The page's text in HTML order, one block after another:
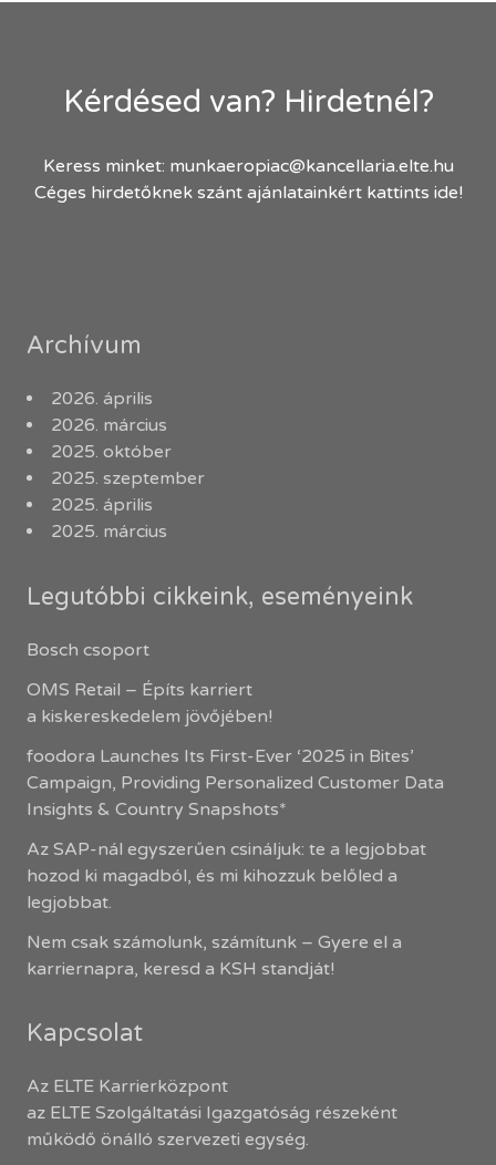
Kérdésed van? Hirdetnél?
Keress minket: munkaeropiac@kancellaria.elte.hu
Céges hirdetőknek szánt ajánlatainkért kattints ide!
Archívum
2026. április
2026. március
2025. október
2025. szeptember
2025. április
2025. március
Legutóbbi cikkeink, eseményeink
Bosch csoport
OMS Retail – Építs karriert
a kiskereskedelem jövőjében!
foodora Launches Its First-Ever ‘2025 in Bites’
Campaign, Providing Personalized Customer Data
Insights & Country Snapshots*
Az SAP-nál egyszerűen csináljuk: te a legjobbat
hozod ki magadból, és mi kihozzuk belőled a
legjobbat.
Nem csak számolunk, számítunk – Gyere el a
karriernapra, keresd a KSH standját!
Kapcsolat
Az ELTE Karrierközpont
az ELTE Szolgáltatási Igazgatóság részeként
működő önálló szervezeti egység.